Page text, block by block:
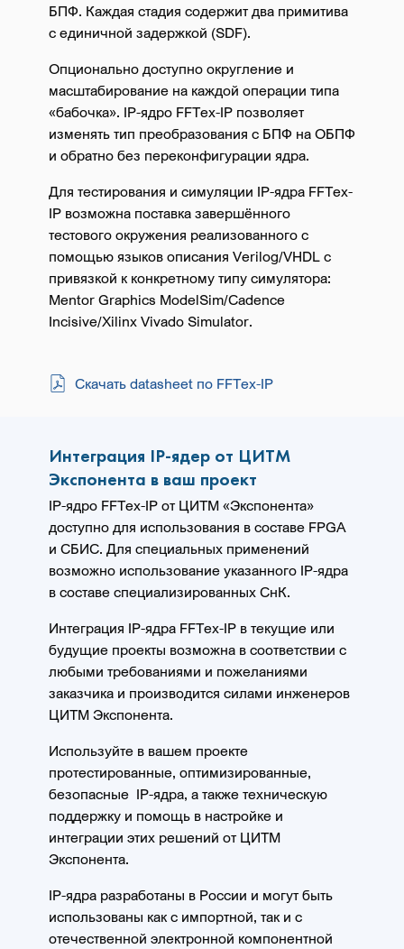
БПФ. Каждая стадия содержит два примитива
с единичной задержкой (SDF).
Опционально доступно округление и
масштабирование на каждой операции типа
«бабочка». IP-ядро FFTex-IP позволяет
изменять тип преобразования с БПФ на ОБПФ
и обратно без переконфигурации ядра.
Для тестирования и симуляции IP-ядра FFTex-
IP возможна поставка завершённого
тестового окружения реализованного с
помощью языков описания Verilog/VHDL с
привязкой к конкретному типу симулятора:
Mentor Graphics ModelSim/Cadence
Incisive/Xilinx Vivado Simulator.
Скачать datasheet по FFTex-IP
Интеграция IP-ядер от ЦИТМ
Экспонента в ваш проект
IP-ядро FFTex-IP от ЦИТМ «Экспонента»
доступно для использования в составе FPGA
и СБИС. Для специальных применений
возможно использование указанного IP-ядра
в составе специализированных СнК.
Интеграция IP-ядра FFTex-IP в текущие или
будущие проекты возможна в соответствии с
любыми требованиями и пожеланиями
заказчика и производится силами инженеров
ЦИТМ Экспонента.
Используйте в вашем проекте
протестированные, оптимизированные,
безопасные IP-ядра, а также техническую
поддержку и помощь в настройке и
интеграции этих решений от ЦИТМ
Экспонента.
IP-ядра разработаны в России и могут быть
использованы как с импортной, так и с
отечественной электронной компонентной